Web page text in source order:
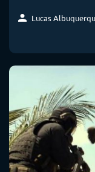
Lucas